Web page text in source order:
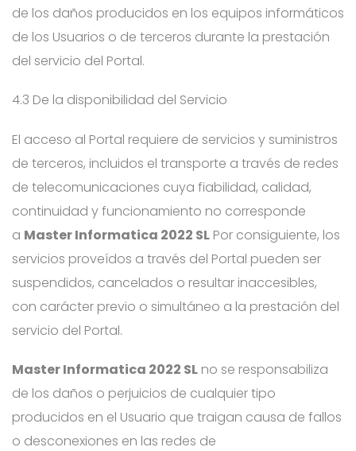
de los daños producidos en los equipos informáticos
de los Usuarios o de terceros durante la prestación
del servicio del Portal.
4.3 De la disponibilidad del Servicio
El acceso al Portal requiere de servicios y suministros
de terceros, incluidos el transporte a través de redes
de telecomunicaciones cuya fiabilidad, calidad,
continuidad y funcionamiento no corresponde
a Master Informatica 2022 SL Por consiguiente, los
servicios proveídos a través del Portal pueden ser
suspendidos, cancelados o resultar inaccesibles,
con carácter previo o simultáneo a la prestación del
servicio del Portal.
Master Informatica 2022 SL no se responsabiliza
de los daños o perjuicios de cualquier tipo
producidos en el Usuario que traigan causa de fallos
o desconexiones en las redes de